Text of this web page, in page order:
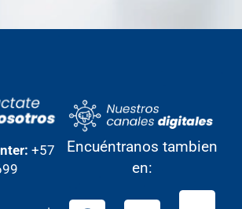
+57
Encuéntranos tambien
en: